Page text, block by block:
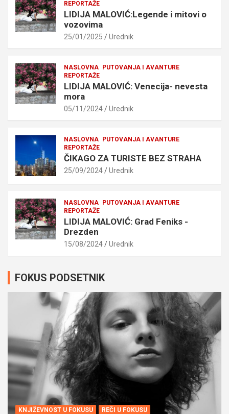
REPORTAŽE
LIDIJA MALOVIĆ:Legende i mitovi o
vozovima
25/01/2025 Urednik
NASLOVNA PUTOVANJA I AVANTURE
REPORTAŽE
LIDIJA MALOVIĆ: Venecija- nevesta
mora
05/11/2024 Urednik
NASLOVNA PUTOVANJA I AVANTURE
REPORTAŽE
ČIKAGO ZA TURISTE BEZ STRAHA
25/09/2024 Urednik
NASLOVNA PUTOVANJA I AVANTURE
REPORTAŽE
LIDIJA MALOVIĆ: Grad Feniks -
Drezden
15/08/2024 Urednik
FOKUS PODSETNIK
KNJIŽEVNOST U FOKUSU REČI U FOKUSU